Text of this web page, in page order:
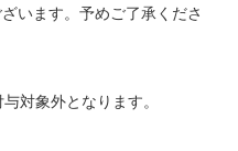
います。予めご了承くださ
対象外となります。